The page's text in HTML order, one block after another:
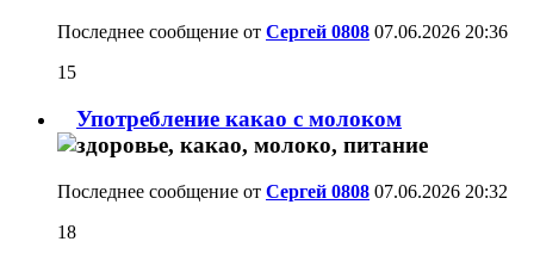
Последнее сообщение от Сергей 0808 07.06.2026 20:36
15
Употребление какао с молоком
Последнее сообщение от Сергей 0808 07.06.2026 20:32
18